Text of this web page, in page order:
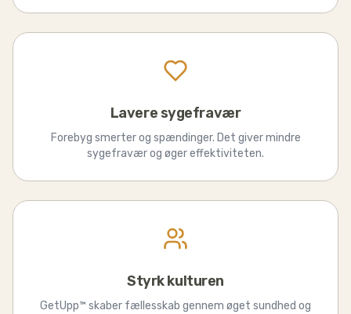
Lavere sygefravær
Forebyg smerter og spændinger. Det giver mindre
sygefravær og øger effektiviteten.
Styrk kulturen
GetUpp™ skaber fællesskab gennem øget sundhed og